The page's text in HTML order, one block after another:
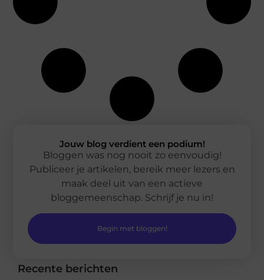
Recente berichten
Jouw blog verdient een podium!
Bloggen was nog nooit zo eenvoudig!
Publiceer je artikelen, bereik meer lezers en
maak deel uit van een actieve
bloggemeenschap. Schrijf je nu in!
Begin met bloggen!